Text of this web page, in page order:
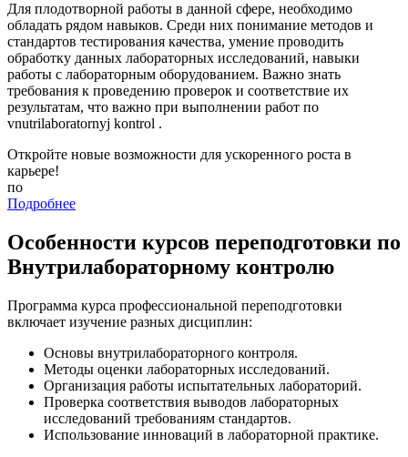
Для плодотворной работы в данной сфере, необходимо
обладать рядом навыков. Среди них понимание методов и
стандартов тестирования качества, умение проводить
обработку данных лабораторных исследований, навыки
работы с лабораторным оборудованием. Важно знать
требования к проведению проверок и соответствие их
результатам, что важно при выполнении работ по
vnutrilaboratornyj kontrol .
Откройте новые возможности для ускоренного роста в
карьере!
по
Подробнее
Особенности курсов переподготовки по
Внутрилабораторному контролю
Программа курса профессиональной переподготовки
включает изучение разных дисциплин:
Основы внутрилабораторного контроля.
Методы оценки лабораторных исследований.
Организация работы испытательных лабораторий.
Проверка соответствия выводов лабораторных
исследований требованиям стандартов.
Использование инноваций в лабораторной практике.